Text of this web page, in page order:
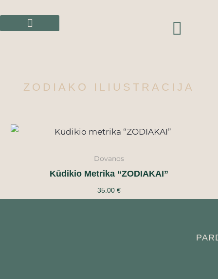
ZODIAKO ILIUSTRACIJA
Dovanos
Kūdikio Metrika “ZODIAKAI”
35.00 €